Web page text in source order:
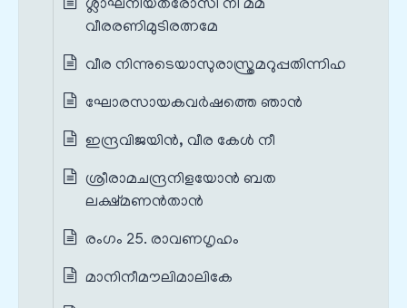
ശ്ലാഘനീയതരോസി നീ മമ
വീരരണിമുടിരത്നമേ
വീര നിന്നുടെയാസുരാസ്ത്രമറുപ്പതിന്നിഹ
ഘോരസായകവർഷത്തെ ഞാൻ
ഇന്ദ്രവിജയിൻ, വീര കേൾ നീ
ശ്രീരാമചന്ദ്രനിളയോൻ ബത
ലക്ഷ്മണൻതാൻ
രംഗം 25. രാവണഗൃഹം
മാനിനീമൗലിമാലികേ